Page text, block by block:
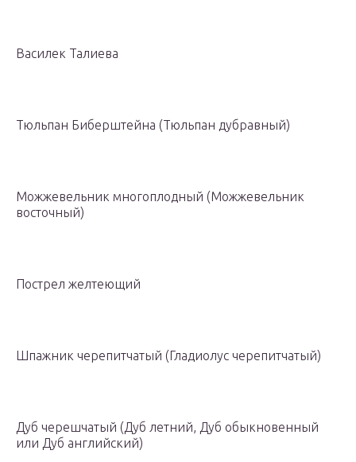
Василек Талиева
Тюльпан Биберштейна (Тюльпан дубравный)
Можжевельник многоплодный (Можжевельник
восточный)
Пострел желтеющий
Шпажник черепитчатый (Гладиолус черепитчатый)
Дуб черешчатый (Дуб летний, Дуб обыкновенный
или Дуб английский)